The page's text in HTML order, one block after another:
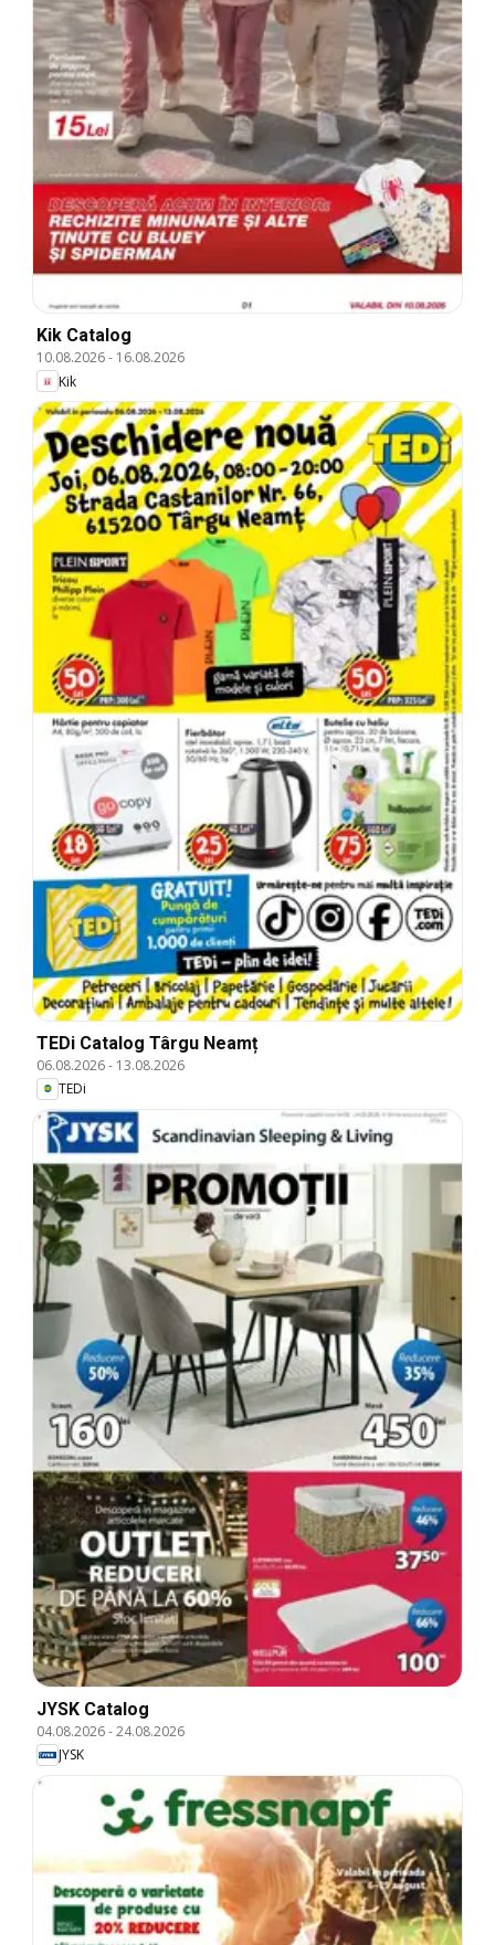
Kik Catalog
10.08.2026- 16.08.2026
Kik
TEDi Catalog Târgu Neamț
06.08.2026- 13.08.2026
TEDi
JYSK Catalog
04.08.2026-24.08.2026
JYSK